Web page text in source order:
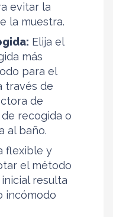
evitar la
la muestra.
Elija el
más
para el
través de
de
recogida o
al baño.
flexible y
el método
resulta
incómodo